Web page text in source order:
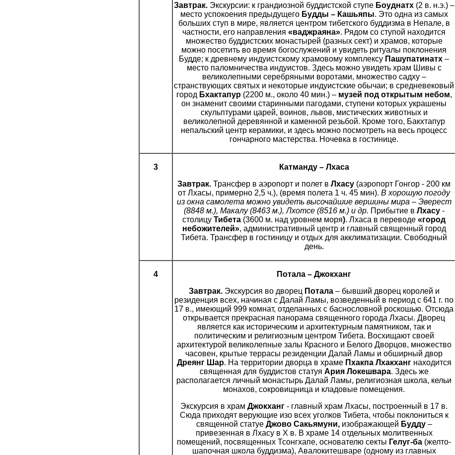
Завтрак.Экскурсии: к грандиозной буддистской ступе Боуднатх (2 в. н.э.) –
место успокоения предыдущего Будды – Кашьяпы. Это одна из самых
больших ступ в мире, является центром тибетского буддизма в Непале, в
частности, его направления «ваджраяна». Рядом со ступой находится
множество буддистских монастырей (разных сект) и храмов, которые
можно посетить во время богослужений и увидеть ритуалы поклонения
Будде; к древнему индуистскому храмовому комплексу Пашупатинатх –
место паломничества индуистов. Здесь можно увидеть храм Шивы с
великолепными серебряными воротами, множество садху –
странствующих святых и некоторые индуистские обычаи; в средневековый
город Бхактапур(2200 м., около 40 мин.) – музей под открытым небом,
он знаменит своими старинными пагодами, ступени которых украшены
скульптурами царей, воинов, львов, мистических животных и
великолепной деревянной и каменной резьбой. Кроме того, Бакхтапур
непальский центр керамики, и здесь можно посмотреть на весь процесс
гончарного мастерства. Ночевка в гостинице.
3
Катманду – Лхаса
Завтрак. Трансфер в аэропорт и полет в Лхасу (аэропорт Гонгор - 200 км
от Лхасы, примерно 2,5 ч.), (время полета 1 ч. 45 мин). В хорошую погоду
из окна самолета можно увидеть высочайшие вершины мира – Эверест
(8848 м.), Макалу (8463 м.), Лхотсе (8516 м.) и др. Прибытие в Лхасу-
столицу Тибета (3600 м. над уровнем моря). Лхаса в переводе «город
небожителей», административный центр и главный священный город
Тибета. Трансфер в гостиницу и отдых для акклиматизации. Свободный
день.
4
Потала – Джокханг
Завтрак.Экскурсия во дворец Потала– бывший дворец королей и
резиденция всех, начиная с Далай Ламы, возведенный в период с 641 г. по
17 в., имеющий 999 комнат, отделанных с баснословной роскошью. Отсюда
открывается прекрасная панорама священного города Лхасы. Дворец
является как историческим и архитектурным памятником, так и
политическим и религиозным центром Тибета. Восхищают своей
архитектурой великолепные залы Красного и Белого Дворцов, множество
часовен, крытые террасы резиденции Далай Ламы и обширный двор
Дреянг Шар. На территории дворца в храме Пхакпа Лхакхангнаходится
священная для буддистов статуя Ария Локешвара. Здесь же
располагается личный монастырь Далай Ламы, религиозная школа, кельи
монахов, сокровищница и кладовые помещения.
Экскурсия в храм Джокханг - главный храм Лхасы, построенный в 17 в.
Сюда приходят верующие изо всех уголков Тибета, чтобы поклониться к
священной статуе Джово Сакьямуни, изображающей Будду–
привезенная в Лхасу в X в. В храме 14 отдельных молитвенных
помещений, посвященных Тсонгхапе, основателю секты Гелуг-ба (желто-
шапочная школа буддизма), Авалокитешваре (одному из главных